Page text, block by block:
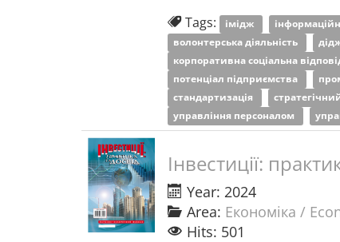
Tags: імідж
волонтерська діяльність
корпоративна соціальна
потенціал підприємства
стандартизація
управління персоналом
Інвестиції:
Year: 2024
Area: Економіка /
Hits: 501